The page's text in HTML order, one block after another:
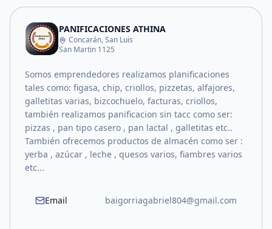
PANIFICACIONES ATHINA
Concarán, San Luis
San Martin 1125
Somos emprendedores realizamos planificaciones
tales como: figasa, chip, criollos, pizzetas, alfajores,
galletitas varias, bizcochuelo, facturas, criollos,
también realizamos panificacion sin tacc como ser:
pizzas , pan tipo casero , pan lactal , galletitas etc..
También ofrecemos productos de almacén como ser :
yerba , azúcar , leche , quesos varios, fiambres varios
etc...
Email baigorriagabriel804@gmail.com